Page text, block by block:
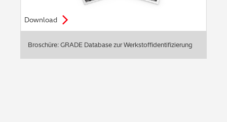
Download
Broschüre: GRADE Database zur Werkstoffidentifizierung